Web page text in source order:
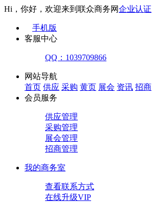
Hi，你好，欢迎来到联众商务网企业认证
手机版
客服中心
QQ：1039709866
网站导航
首页 供应 采购 黄页 展会 资讯 招商
会员服务
供应管理
采购管理
展会管理
招商管理
我的商务室
查看联系方式
在线升级VIP